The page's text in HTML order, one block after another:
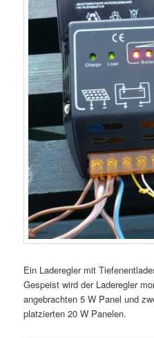
Ein Laderegler mit
Gespeist wird der Laderegler
angebrachten 5 W Panel und
platzierten 20 W Panelen.